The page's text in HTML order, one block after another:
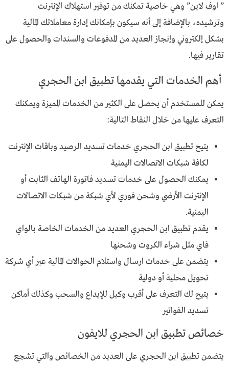
” اوف لاين” وهي خاصية تمكنك من توفير استهلاك الإنترنت
وترشيده، بالإضافة إلى أنه سيكون بإمكانك إدارة معاملاتك المالية
بشكل إلكتروني وإنجاز العديد من المدفوعات والسندات والحصول على
تقارير فيها.
أهم الخدمات التي يقدمها تطبيق ابن الحجري
يمكن للمستخدم أن يحصل على الكثير من الخدمات المميزة ويمكنك
التعرف عليها من خلال النقاط التالية:
يتيح تطبيق ابن الحجري خدمات تسديد الرصيد وباقات الإنترنت
لكافة شبكات الاتصالات اليمنية
يمكنك الحصول على خدمات تسديد فاتورة الهاتف الثابت أو
الإنترنت الأرضي وشحن فوري لأي شبكة من شبكات الاتصالات
اليمنية.
يقدم تطبيق ابن الحجري العديد من الخدمات الخاصة بالواي
فاي مثل شراء الكروت وشحنها
يتضمن على خدمات ارسال واستلام الحوالات المالية عبر أي شركة
تحويل محلية أو دولية
يتيح لك التعرف على أقرب وكيل للإيداع والسحب وكذلك أماكن
تسديد الفواتير
خصائص تطبيق ابن الحجري للايفون
يتضمن تطبيق ابن الحجري على العديد من الخصائص والتي تشجع